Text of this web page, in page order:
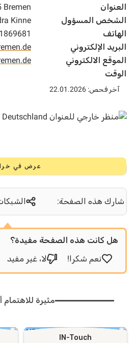
Bremen
المسؤول
Kinne
21869681
الإلكتروني
الالكتروني
22.01.2026
عرض في خرائط
هذه الصفحة: الشبكات
كانت هذه الصفحة مفيدة؟
نعم شكرا!
لا، غير مفيد
مثيرة للاهتمام أيضا
IN-Touch